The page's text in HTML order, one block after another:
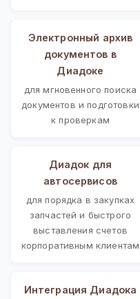
Электронный архив
документов в
Диадоке
для мгновенного поиска
документов и подготовки
к проверкам
Диадок для
автосервисов
для порядка в закупках
запчастей и быстрого
выставления счетов
корпоративным клиентам
Интеграция Диадока